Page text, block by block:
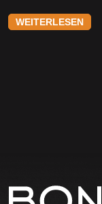
WEITERLESEN